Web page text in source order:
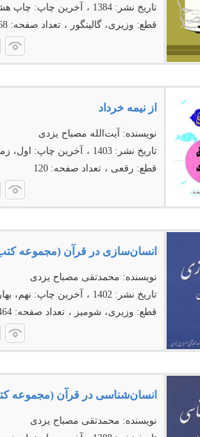
تاریخ نشر:1384 آخرین چاپ: چاپ هشتم
قطع: وزیری، گالینگور تعداد صفحه:
از نیمه خرداد
نویسنده:
آیت‌الله مصباح یزدی
تاریخ نشر:1403 آخرین چاپ:
اول،
قطع: رقعی تعداد صفحه:120
نویسنده: محمدتقی مصباح یزدی
تاریخ نشر:1402 آخرین چاپ: نهم، بهار
قطع: وزیری، شومیز تعداد صفحه:
نویسنده: محمدتقی مصباح یزدی